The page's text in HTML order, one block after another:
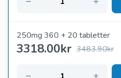
250mg 360 + 20 tabletter
3318.00kr 3483.90kr